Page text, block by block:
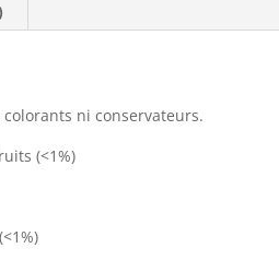
ni conservateurs.
(<1%)